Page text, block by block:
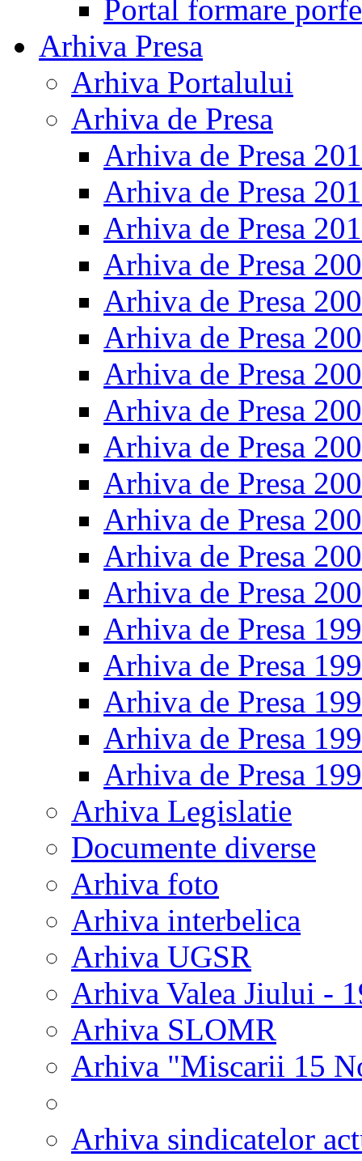
Portal formare
Arhiva Presa
Arhiva Portalului
Arhiva de Presa
Arhiva de Presa
Arhiva de Presa
Arhiva de Presa
Arhiva de Presa
Arhiva de Presa
Arhiva de Presa
Arhiva de Presa
Arhiva de Presa
Arhiva de Presa
Arhiva de Presa
Arhiva de Presa
Arhiva de Presa
Arhiva de Presa
Arhiva de Presa
Arhiva de Presa
Arhiva de Presa
Arhiva de Presa
Arhiva de Presa
Arhiva Legislatie
Documente diverse
Arhiva foto
Arhiva interbelica
Arhiva UGSR
Arhiva Valea Jiului -
Arhiva SLOMR
Arhiva "Miscarii 15
Arhiva sindicatelor